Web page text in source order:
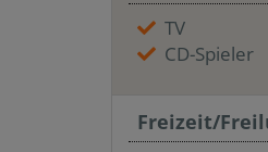
TV
CD-Spieler
Freizeit/